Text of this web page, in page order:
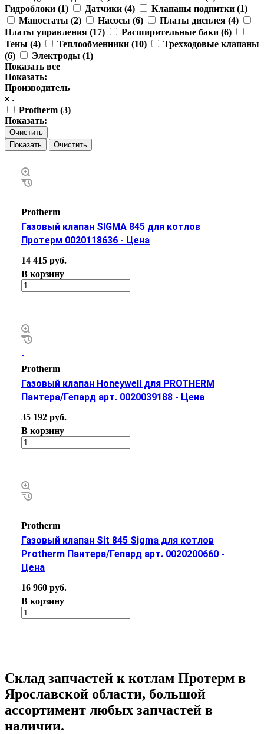
Гидроблоки (1) Датчики (4) Клапаны подпитки (1)
Маностаты (2) Насосы (6) Платы дисплея (4)
Платы управления (17) Расширительные баки (6)
Тены (4) Теплообменники (10)
Трехходовые клапаны
(6) Электроды (1)
Показать все
Показать:
Производитель
Protherm (3)
Показать:
Очистить
Очистить
Protherm
Газовый клапан SIGMA 845 для котлов
Протерм 0020118636 - Цена
14 415 руб.
В корзину
Protherm
Газовый клапан Honeywell для PROTHERM
Пантера/Гепард арт. 0020039188 - Цена
35 192 руб.
В корзину
Protherm
Газовый клапан Sit 845 Sigma для котлов
Protherm Пантера/Гепард арт. 0020200660 -
Цена
16 960 руб.
В корзину
Склад запчастей к котлам Протерм в
Ярославской области, большой
ассортимент любых запчастей в
наличии.